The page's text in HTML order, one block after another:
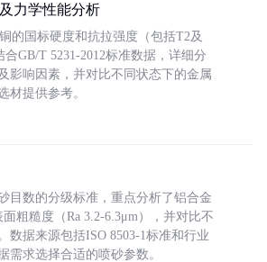
力学性能分析
的国标硬度和抗拉强度（包括T2及
合GB/T 5231-2012标准数据，详细分
影响因素，并对比不同状态下的金属
材提供参考。
目数的分级标准，重点分析了铝合金
粗糙度（Ra 3.2-6.3μm），并对比不
数据来源包括ISO 8503-1标准和行业
需求选择合适的喷砂参数。